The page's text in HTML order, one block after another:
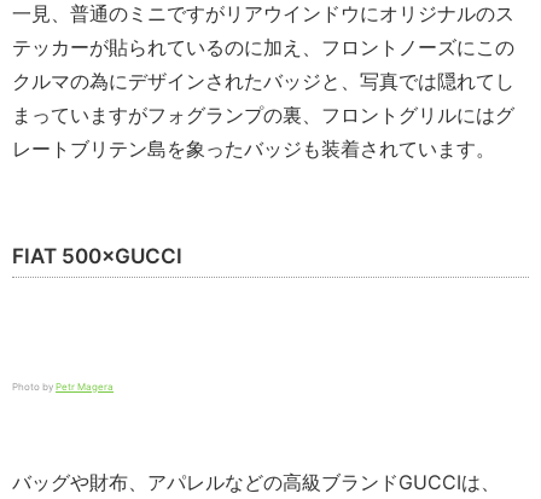
一見、普通のミニですがリアウインドウにオリジナルのス
テッカーが貼られているのに加え、フロントノーズにこの
クルマの為にデザインされたバッジと、写真では隠れてし
まっていますがフォグランプの裏、フロントグリルにはグ
レートブリテン島を象ったバッジも装着されています。
FIAT 500×GUCCI
Photo by Petr Magera
バッグや財布、アパレルなどの高級ブランドGUCCIは、